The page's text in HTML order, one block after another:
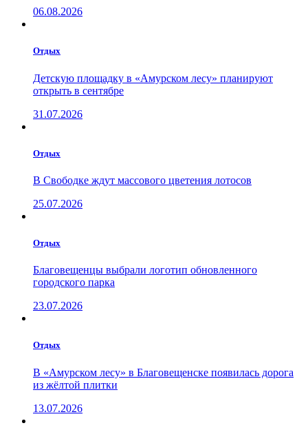
06.08.2026
Отдых
Детскую площадку в «Амурском лесу» планируют
открыть в сентябре
31.07.2026
Отдых
В Свободке ждут массового цветения лотосов
25.07.2026
Отдых
Благовещенцы выбрали логотип обновленного
городского парка
23.07.2026
Отдых
В «Амурском лесу» в Благовещенске появилась дорога
из жёлтой плитки
13.07.2026